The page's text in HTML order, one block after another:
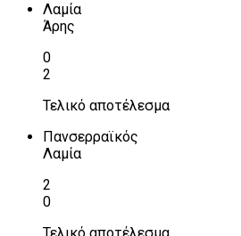
Λαμία
Άρης
0
2
Τελικό αποτέλεσμα
Πανσερραϊκός
Λαμία
2
0